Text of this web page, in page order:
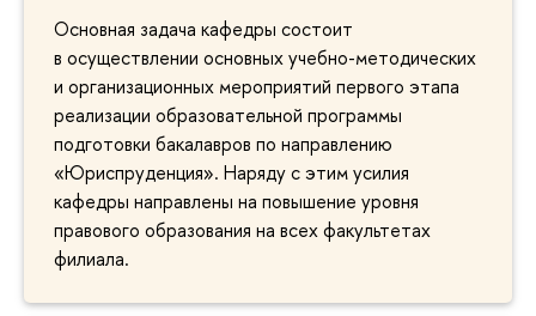
Основная задача кафедры состоит
в осуществлении основных учебно-методических
и организационных мероприятий первого этапа
реализации образовательной программы
подготовки бакалавров по направлению
«Юриспруденция». Наряду с этим усилия
кафедры направлены на повышение уровня
правового образования на всех факультетах
филиала.